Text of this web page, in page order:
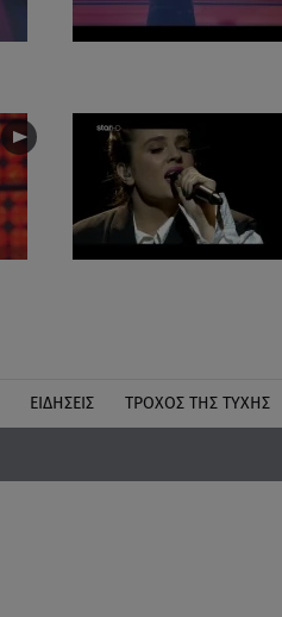
ΕΙΔΉΣΕΙΣ ΤΡΟΧΌΣ ΤΗΣ ΤΎΧΗΣ